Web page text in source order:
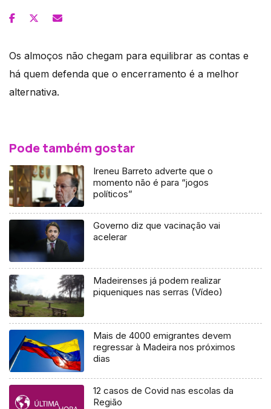
Os almoços não chegam para equilibrar as contas e
há quem defenda que o encerramento é a melhor
alternativa.
Pode também gostar
Ireneu Barreto adverte que o
momento não é para “jogos
políticos”
Governo diz que vacinação vai
acelerar
Madeirenses já podem realizar
piqueniques nas serras (Vídeo)
Mais de 4000 emigrantes devem
regressar à Madeira nos próximos
dias
12 casos de Covid nas escolas da
Região